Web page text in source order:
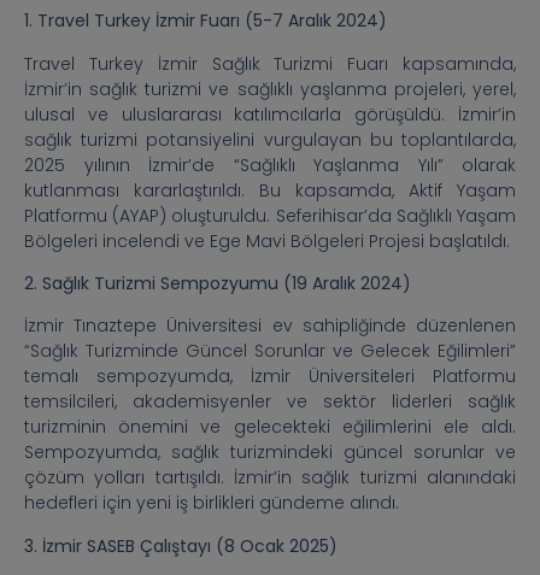
1. Travel Turkey İzmir Fuarı (5-7 Aralık 2024)
Travel Turkey İzmir Sağlık Turizmi Fuarı kapsamında,
İzmir’in sağlık turizmi ve sağlıklı yaşlanma projeleri, yerel,
ulusal ve uluslararası katılımcılarla görüşüldü. İzmir’in
sağlık turizmi potansiyelini vurgulayan bu toplantılarda,
2025 yılının İzmir’de “Sağlıklı Yaşlanma Yılı” olarak
kutlanması kararlaştırıldı. Bu kapsamda, Aktif Yaşam
Platformu (AYAP) oluşturuldu. Seferihisar’da Sağlıklı Yaşam
Bölgeleri incelendi ve Ege Mavi Bölgeleri Projesi başlatıldı.
2. Sağlık Turizmi Sempozyumu (19 Aralık 2024)
İzmir Tınaztepe Üniversitesi ev sahipliğinde düzenlenen
“Sağlık Turizminde Güncel Sorunlar ve Gelecek Eğilimleri”
temalı sempozyumda, İzmir Üniversiteleri Platformu
temsilcileri, akademisyenler ve sektör liderleri sağlık
turizminin önemini ve gelecekteki eğilimlerini ele aldı.
Sempozyumda, sağlık turizmindeki güncel sorunlar ve
çözüm yolları tartışıldı. İzmir’in sağlık turizmi alanındaki
hedefleri için yeni iş birlikleri gündeme alındı.
3. İzmir SASEB Çalıştayı (8 Ocak 2025)